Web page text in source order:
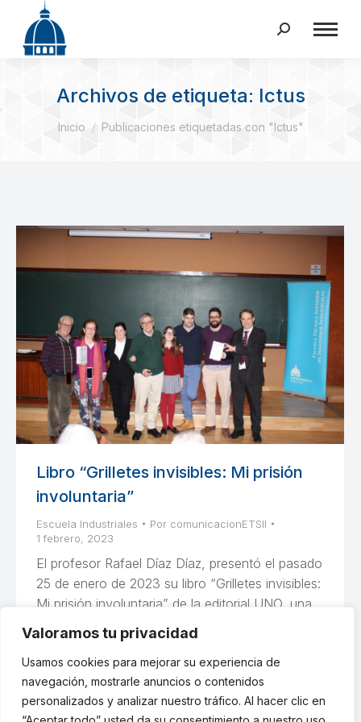
Valoramos tu privacidad
Usamos cookies para mejorar su experiencia de
navegación, mostrarle anuncios o contenidos
personalizados y analizar nuestro tráfico. Al hacer clic en
Buscar:
Archivos de etiqueta: Ictus
Estás aquí:
Inicio Publicaciones etiquetadas con "Ictus"
Libro “Grilletes invisibles: Mi prisión
involuntaria”
Escuela Industriales Por comunicacionETSII
1 febrero, 2023
El profesor Rafael Díaz Díaz, presentó el pasado
25 de enero de 2023 su libro “Grilletes invisibles:
Mi prisión involuntaria” de la editorial UNO, una
historia de superación tras sufrir un accidente
cardiovascular, un ictus, cuyo relato que da vida
en este libro, lo empezó a imaginar ya en la UCI.